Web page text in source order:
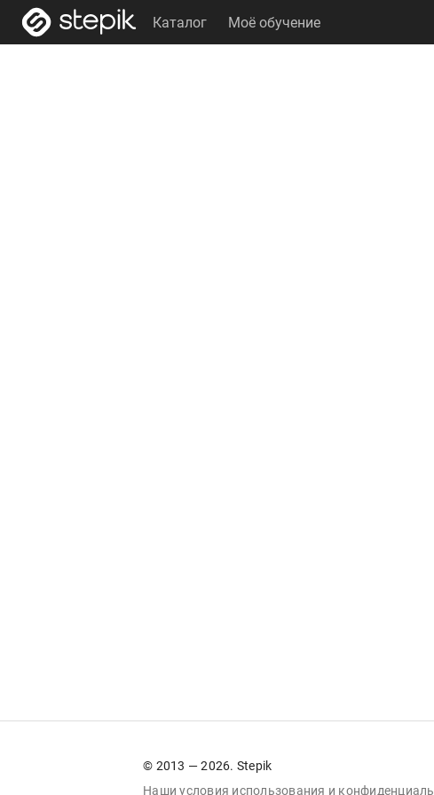
Каталог Моё обучение
© 2013 — 2026. Stepik
Наши условия использования и